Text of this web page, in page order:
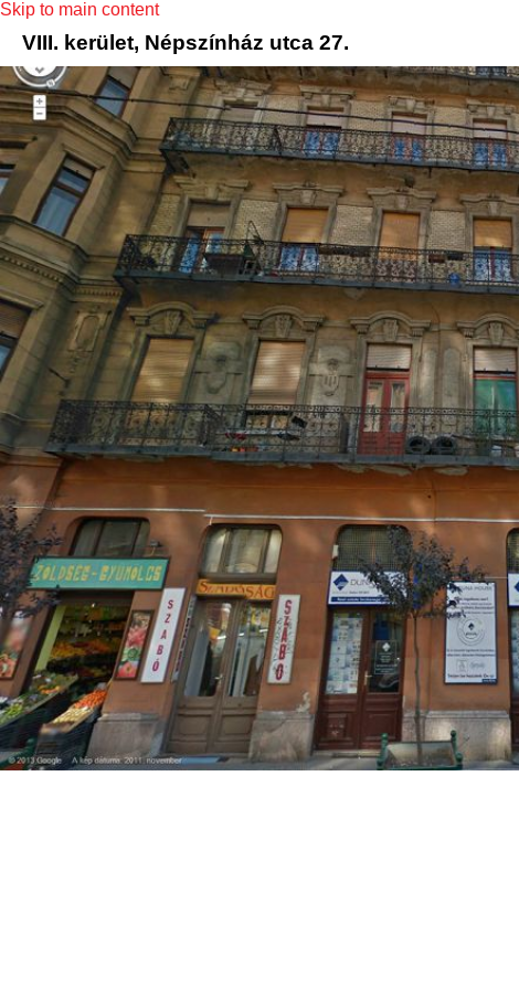
Skip to main content
VIII. kerület, Népszínház utca 27.